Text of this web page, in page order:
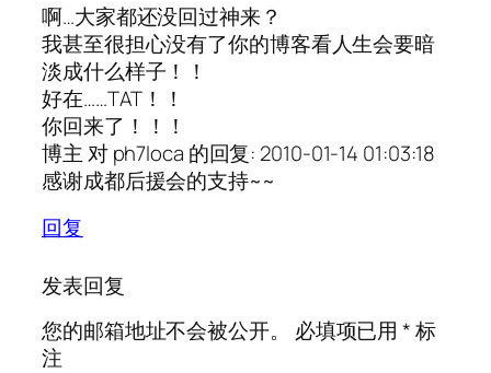
啊…大家都还没回过神来？
我甚至很担心没有了你的博客看人生会要暗
淡成什么样子！！
好在……TAT！！
你回来了！！！
博主 对 ph7loca 的回复: 2010-01-14 01:03:18
感谢成都后援会的支持~~
回复
发表回复
您的邮箱地址不会被公开。
必填项已用*标
注